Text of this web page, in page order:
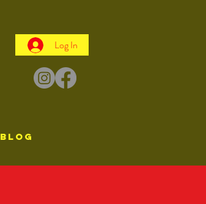
Log In
Blog